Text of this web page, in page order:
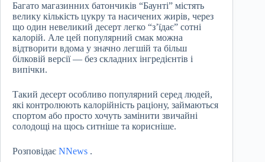
Багато магазинних батончиків “Баунті” містять
велику кількість цукру та насичених жирів, через
що один невеликий десерт легко “з’їдає” сотні
калорій. Але цей популярний смак можна
відтворити вдома у значно легшій та більш
білковій версії — без складних інгредієнтів і
випічки.
Такий десерт особливо популярний серед людей,
які контролюють калорійність раціону, займаються
спортом або просто хочуть замінити звичайні
солодощі на щось ситніше та корисніше.
Розповідає NNews .